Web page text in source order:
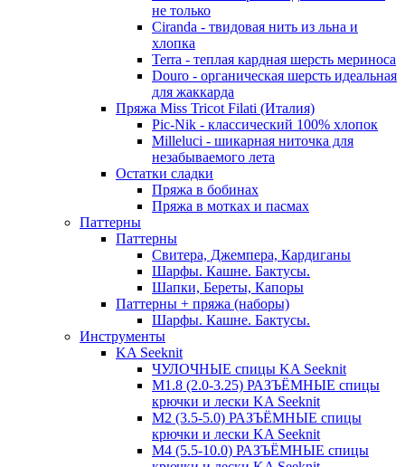
не только
Ciranda - твидовая нить из льна и
хлопка
Terra - теплая кардная шерсть мериноса
Douro - органическая шерсть идеальная
для жаккарда
Пряжа Miss Tricot Filati (Италия)
Pic-Nik - классический 100% хлопок
Milleluci - шикарная ниточка для
незабываемого лета
Остатки сладки
Пряжа в бобинах
Пряжа в мотках и пасмах
Паттерны
Паттерны
Свитера, Джемпера, Кардиганы
Шарфы. Кашне. Бактусы.
Шапки, Береты, Капоры
Паттерны + пряжа (наборы)
Шарфы. Кашне. Бактусы.
Инструменты
KA Seeknit
ЧУЛОЧНЫЕ спицы KA Seeknit
М1.8 (2.0-3.25) РАЗЪЁМНЫЕ спицы
крючки и лески KA Seeknit
М2 (3.5-5.0) РАЗЪЁМНЫЕ спицы
крючки и лески KA Seeknit
М4 (5.5-10.0) РАЗЪЁМНЫЕ спицы